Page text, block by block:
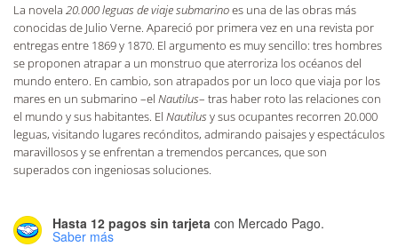
La novela 20.000 leguas de viaje submarinoes una de las obras más
conocidas de Julio Verne. Apareció por primera vez en una revista por
entregas entre 1869 y 1870. El argumento es muy sencillo: tres hombres
se proponen atrapar a un monstruo que aterroriza los océanos del
mundo entero. En cambio, son atrapados por un loco que viaja por los
mares en un submarino –el Nautilus– tras haber roto las relaciones con
el mundo y sus habitantes. El Nautilus y sus ocupantes recorren 20.000
leguas, visitando lugares recónditos, admirando paisajes y espectáculos
maravillosos y se enfrentan a tremendos percances, que son
superados con ingeniosas soluciones.
Hasta 12 pagos sin tarjeta con Mercado Pago.
Saber más